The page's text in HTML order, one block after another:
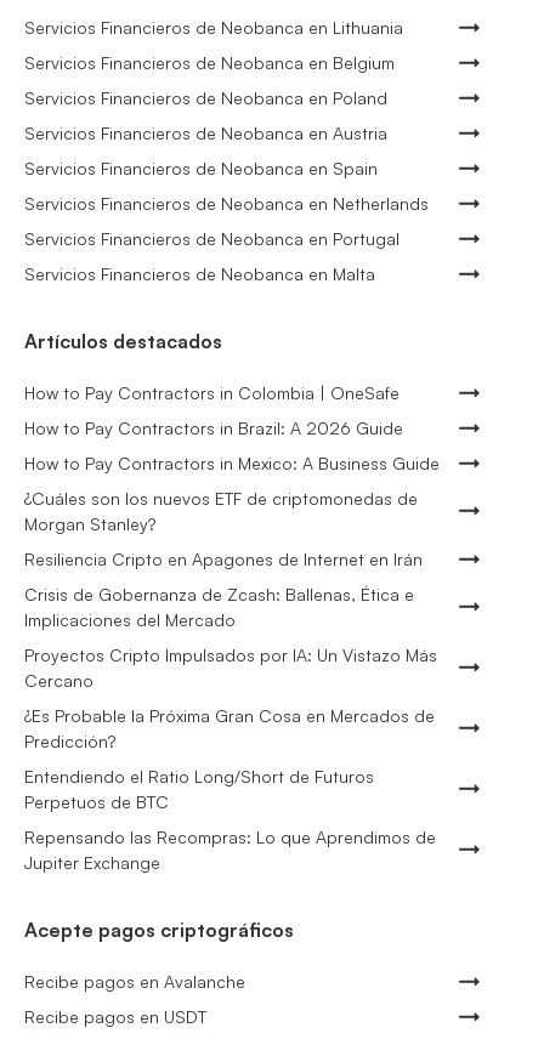
Servicios Financieros de Neobanca en Lithuania
Servicios Financieros de Neobanca en Belgium
Servicios Financieros de Neobanca en Poland
Servicios Financieros de Neobanca en Austria
Servicios Financieros de Neobanca en Spain
Servicios Financieros de Neobanca en Netherlands
Servicios Financieros de Neobanca en Portugal
Servicios Financieros de Neobanca en Malta
Artículos destacados
How to Pay Contractors in Colombia | OneSafe
How to Pay Contractors in Brazil: A 2026 Guide
How to Pay Contractors in Mexico: A Business Guide
¿Cuáles son los nuevos ETF de criptomonedas de
Morgan Stanley?
Resiliencia Cripto en Apagones de Internet en Irán
Crisis de Gobernanza de Zcash: Ballenas, Ética e
Implicaciones del Mercado
Proyectos Cripto Impulsados por IA: Un Vistazo Más
Cercano
¿Es Probable la Próxima Gran Cosa en Mercados de
Predicción?
Entendiendo el Ratio Long/Short de Futuros
Perpetuos de BTC
Repensando las Recompras: Lo que Aprendimos de
Jupiter Exchange
Acepte pagos criptográficos
Recibe pagos en Avalanche
Recibe pagos en USDT